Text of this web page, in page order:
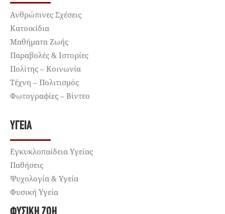
Ανθρώπινες Σχέσεις
Κατοικίδια
Μαθήματα Ζωής
Παραβολές & Ιστορίες
Πολίτης – Κοινωνία
Τέχνη – Πολιτισμός
Φωτογραφίες – Βίντεο
ΥΓΕΊΑ
Εγκυκλοπαίδεια Υγείας
Παθήσεις
Ψυχολογία & Υγεία
Φυσική Υγεία